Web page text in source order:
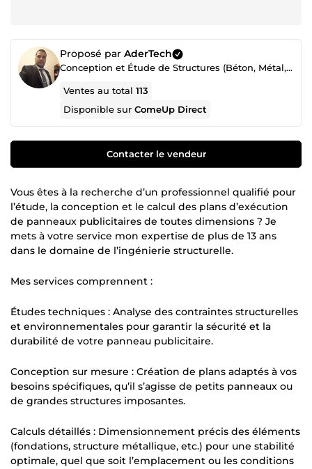
Proposé par AderTech
Conception et Étude de Structures (Béton, Métal, Bois) & Architecture
Ventes au total113
Disponible surComeUp Direct
Contacter le vendeur
Vous êtes à la recherche d’un professionnel qualifié pour
l’étude, la conception et le calcul des plans d’exécution
de panneaux publicitaires de toutes dimensions ? Je
mets à votre service mon expertise de plus de 13 ans
dans le domaine de l’ingénierie structurelle.
Mes services comprennent :
Études techniques : Analyse des contraintes structurelles
et environnementales pour garantir la sécurité et la
durabilité de votre panneau publicitaire.
Conception sur mesure : Création de plans adaptés à vos
besoins spécifiques, qu’il s’agisse de petits panneaux ou
de grandes structures imposantes.
Calculs détaillés : Dimensionnement précis des éléments
(fondations, structure métallique, etc.) pour une stabilité
optimale, quel que soit l’emplacement ou les conditions